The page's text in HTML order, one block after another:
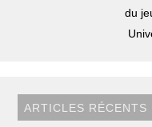
du
ARTICLES RÉCENTS